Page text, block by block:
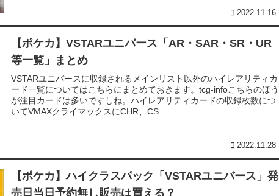
2022.11.16
【ポケカ】VSTARユニバース「AR・SAR・SR・UR
等一覧」まとめ
VSTARユニバースに収録されるメインリスト以外のハイレアリティカ
ード一覧についてはこちらにまとめておきます。tcg-infoこちらのほう
が注目カードは多いですしね。ハイレアリティカードの収録枚数につ
いてVMAXクライマックスにCHR、CS...
2022.11.28
【ポケカ】ハイクラスパック「VSTARユニバース」発
売日当日予約無し販売は買える？